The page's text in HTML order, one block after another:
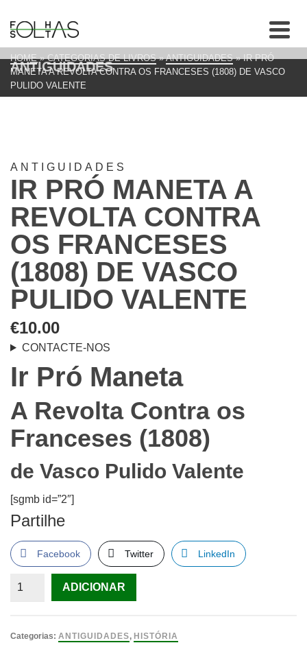
ANTIGUIDADES
HOME » CATEGORIAS DE LIVROS » ANTIGUIDADES » IR PRÓ
MANETA A REVOLTA CONTRA OS FRANCESES (1808) DE VASCO
PULIDO VALENTE
ANTIGUIDADES
IR PRÓ MANETA A
REVOLTA CONTRA
OS FRANCESES
(1808) DE VASCO
PULIDO VALENTE
€10.00
CONTACTE-NOS
Ir Pró Maneta
A Revolta Contra os
Franceses (1808)
de Vasco Pulido Valente
[sgmb id=”2″]
Partilhe
Facebook Twitter LinkedIn
Quantidade
Pró
ADICIONAR
Categorias: ANTIGUIDADES, HISTÓRIA